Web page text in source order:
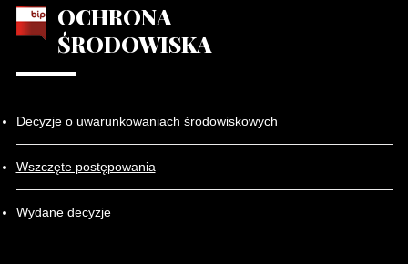
OCHRONA
ŚRODOWISKA
Decyzje o uwarunkowaniach środowiskowych
Wszczęte postępowania
Wydane decyzje